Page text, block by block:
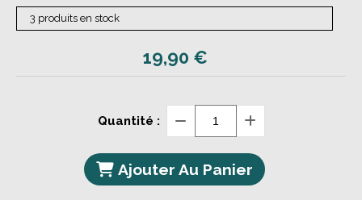
19,90 €
Quantité :
3 produits en stock
Ajouter Au Panier